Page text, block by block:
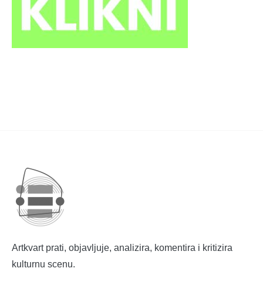
Artkvart prati, objavljuje, analizira, komentira i kritizira
kulturnu scenu.